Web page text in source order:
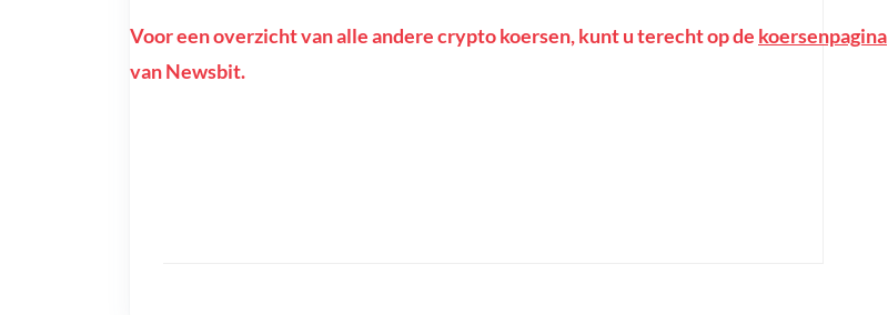
Voor een overzicht van alle andere crypto koersen, kunt u terecht op de koersenpagina
van Newsbit.